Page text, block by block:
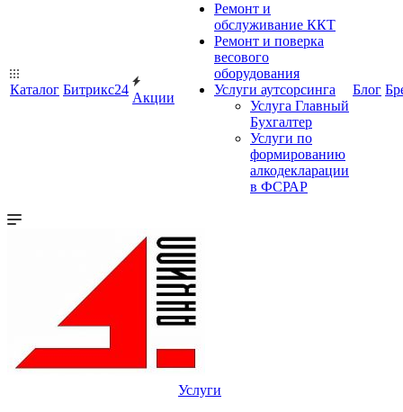
Каталог Битрикс24
Акции
Ремонт и
обслуживание ККТ
Ремонт и поверка
весового
оборудования
Услуги аутсорсинга
Услуга Главный
Бухгалтер
Услуги по
формированию
алкодекларации
в ФСРАР
Блог
Услуги